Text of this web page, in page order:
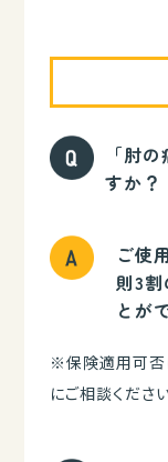
「肘
すか？
ご使
則3
とが
※保険適用可否
にご相談ください